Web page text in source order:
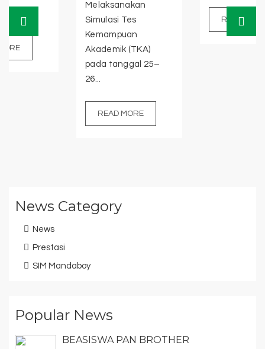
Melaksanakan
Kemampuan
Akademik (TKA)
pada tanggal 25–
News Category
News
Prestasi
SIM Mandaboy
Popular News
BEASISWA PAN BROTHER